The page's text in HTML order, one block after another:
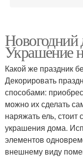
Заготовок/
декор
Дерево в
Фасад из
дерева
Новогодний
Украшение
Какой же праздник
Декорировать
способами:
можно их сделать
наряжать ель,
украшения дома.
элементов
внешнему виду